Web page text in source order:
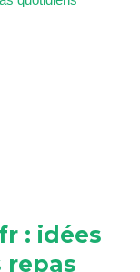
: idées
repas